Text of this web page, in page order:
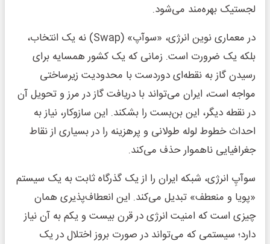
لجستیک بهره‌مند می‌شود.
در معماری نوین انرژی، «سوآپ» (Swap) نه یک انتخاب،
بلکه یک ضرورت است. زمانی که یک کشور همسایه برای
رسیدن گاز به نقطه‌ای دوردست با محدودیت زیرساختی
مواجه است، ایران می‌تواند با دریافت گاز در مرز و تحویل آن
در نقطه دیگر، این بن‌بست را بشکند. این سازوکار، نیاز به
احداث خطوط لوله طولانی و پرهزینه را در بسیاری از نقاط
جغرافیایی ناهموار حذف می‌کند.
سوآپِ انرژی، شبکه ایران را از یک گذرگاه ثابت به یک سیستم
«پویا و منعطف» تبدیل می‌کند. این انعطاف‌پذیری همان
چیزی است که امنیت انرژی در قرن بیست و یکم به آن نیاز
دارد؛ سیستمی که می‌تواند در صورت بروز اختلال در یک